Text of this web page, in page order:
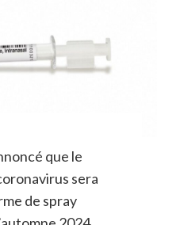
que le
sera
de spray